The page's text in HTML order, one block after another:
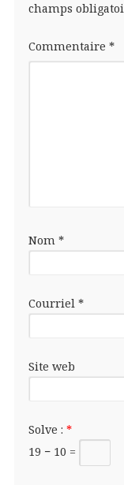
champs
Commentaire *
Nom *
Courriel *
Site web
Solve : *
19 − 10 =